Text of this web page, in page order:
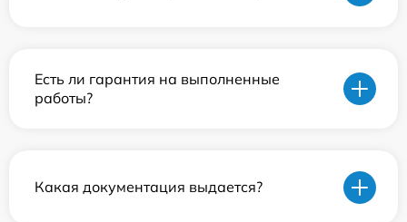
Есть ли гарантия на выполненные
работы?
Какая документация выдается?